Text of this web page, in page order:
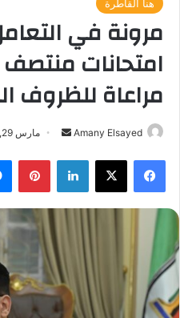
هنا القاطرة
مرونة في
امتحانات
مراعاة للظروف
Amany Elsayed
أرسل
إلكترونيا
مارس 29, 2026
فيسبوك ‫X لينكدإن